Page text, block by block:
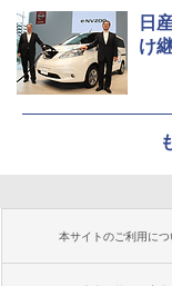
日
け
本サイトのご利用につ